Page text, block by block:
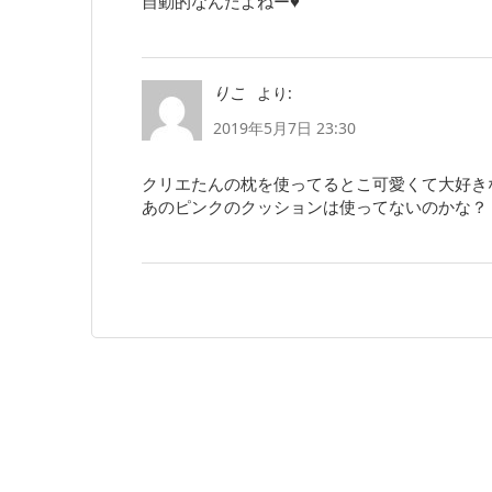
りこ
より:
2019年5月7日 23:30
クリエたんの枕を使ってるとこ可愛くて大好
あのピンクのクッションは使ってないのかな？